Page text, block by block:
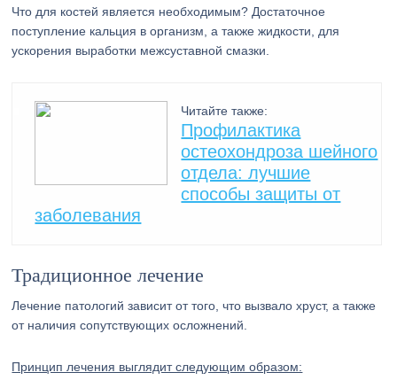
Что для костей является необходимым? Достаточное
поступление кальция в организм, а также жидкости, для
ускорения выработки межсуставной смазки.
Читайте также:
Профилактика
остеохондроза шейного
отдела: лучшие
способы защиты от
заболевания
Традиционное лечение
Лечение патологий зависит от того, что вызвало хруст, а также
от наличия сопутствующих осложнений.
Принцип лечения выглядит следующим образом: